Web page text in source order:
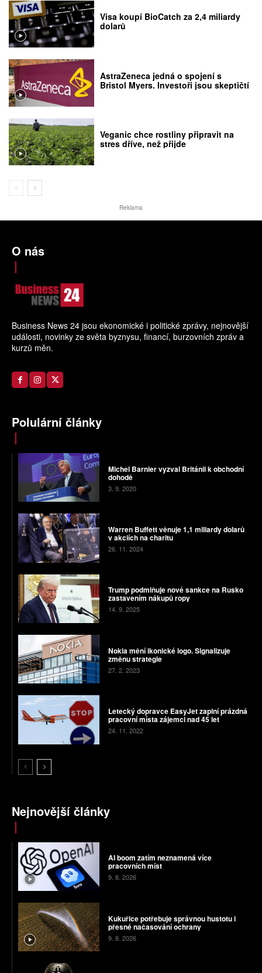
Visa koupí BioCatch za 2,4 miliardy
dolarů
AstraZeneca jedná o spojení s
Bristol Myers. Investoři jsou skeptičtí
Veganic chce rostliny připravit na
stres dříve, než přijde
Reklama
O nás
Business News 24 jsou ekonomické i politické zprávy, nejnovější
události, novinky ze světa byznysu, financí, burzovních zpráv a
kurzů měn.
Polulární články
Michel Barnier vyzval Británii k obchodní
dohodě
3. 9. 2020
Warren Buffett věnuje 1,1 miliardy dolarů
v akciích na charitu
26. 11. 2024
Trump podmiňuje nové sankce na Rusko
zastavením nákupů ropy
14. 9. 2025
Nokia mění ikonické logo. Signalizuje
změnu strategie
27. 2. 2023
Letecký dopravce EasyJet zaplní prázdná
pracovní místa zájemci nad 45 let
24. 11. 2022
Nejnovější články
AI boom zatím neznamená více
pracovních míst
9. 8. 2026
Kukuřice potřebuje správnou hustotu i
přesné načasování ochrany
9. 8. 2026